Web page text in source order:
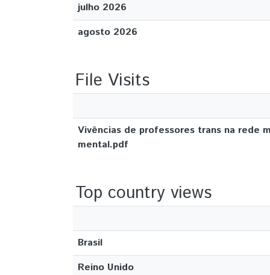
julho 2026
agosto 2026
File Visits
Vivências de professores trans na rede
mental.pdf
Top country views
Brasil
Reino Unido